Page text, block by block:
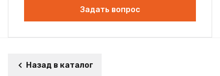
Задать вопрос
Назад в каталог